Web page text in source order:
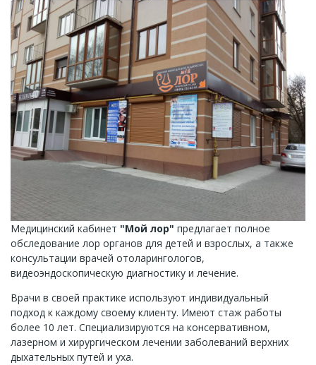
Медицинский кабинет "Мой лор" предлагает полное
обследование лор органов для детей и взрослых, а также
консультации врачей отоларингологов,
видеоэндоскопическую диагностику и лечение.
Врачи в своей практике используют индивидуальный
подход к каждому своему клиенту. Имеют стаж работы
более 10 лет. Специализируются на консервативном,
лазерном и хирургическом лечении заболеваний верхних
дыхательных путей и уха.